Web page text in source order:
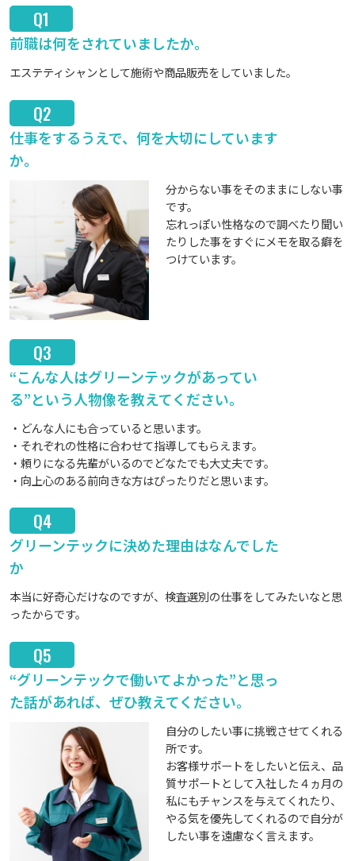
Q1
前職は何をされていましたか。
エステティシャンとして施術や商品販売をしていました。
Q2
仕事をするうえで、何を大切にしています
か。
分からない事をそのままにしない事
です。
忘れっぽい性格なので調べたり聞い
たりした事をすぐにメモを取る癖を
つけています。
Q3
“こんな人はグリーンテックがあってい
る”という人物像を教えてください。
どんな人にも合っていると思います。
それぞれの性格に合わせて指導してもらえます。
頼りになる先輩がいるのでどなたでも大丈夫です。
向上心のある前向きな方はぴったりだと思います。
Q4
グリーンテックに決めた理由はなんでした
か
本当に好奇心だけなのですが、検査選別の仕事をしてみたいなと思
ったからです。
Q5
“グリーンテックで働いてよかった”と思っ
た話があれば、ぜひ教えてください。
自分のしたい事に挑戦させてくれる
所です。
お客様サポートをしたいと伝え、品
質サポートとして入社した４ヵ月の
私にもチャンスを与えてくれたり、
やる気を優先してくれるので自分が
したい事を遠慮なく言えます。